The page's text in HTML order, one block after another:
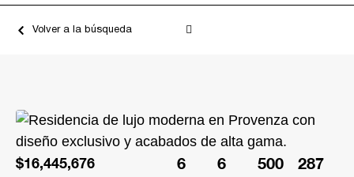
Volver a la búsqueda
$16,445,676 6 6 500 287